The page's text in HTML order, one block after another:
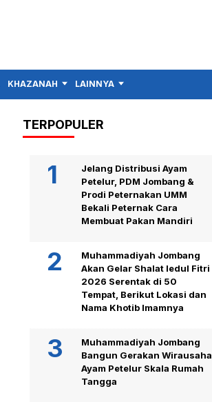
KHAZANAH LAINNYA
TERPOPULER
Jelang Distribusi Ayam
Petelur, PDM Jombang &
Prodi Peternakan UMM
Bekali Peternak Cara
Membuat Pakan Mandiri
Muhammadiyah Jombang
Akan Gelar Shalat Iedul Fitri
2026 Serentak di 50
Tempat, Berikut Lokasi dan
Nama Khotib Imamnya
Muhammadiyah Jombang
Bangun Gerakan Wirausaha
Ayam Petelur Skala Rumah
Tangga